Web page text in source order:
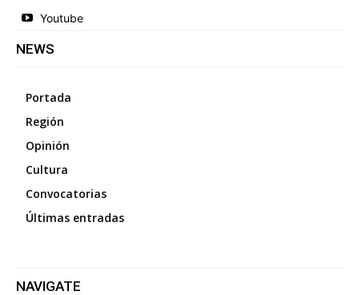
Youtube
NEWS
Portada
Región
Opinión
Cultura
Convocatorias
Últimas entradas
NAVIGATE